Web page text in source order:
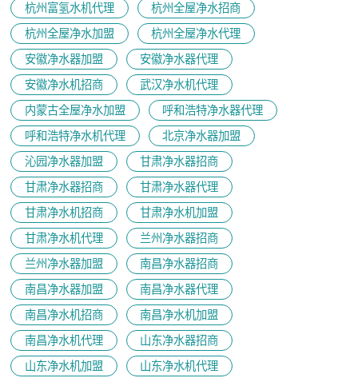
杭州富氢水机代理
杭州全屋净水招商
杭州全屋净水加盟
杭州全屋净水代理
安徽净水器加盟
安徽净水器代理
安徽净水机招商
武汉净水机代理
内蒙古全屋净水加盟
呼和浩特净水器代理
呼和浩特净水机代理
北京净水器加盟
沁园净水器加盟
甘肃净水器招商
甘肃净水器招商
甘肃净水器代理
甘肃净水机招商
甘肃净水机加盟
甘肃净水机代理
兰州净水器招商
兰州净水器加盟
南昌净水器招商
南昌净水器加盟
南昌净水器代理
南昌净水机招商
南昌净水机加盟
南昌净水机代理
山东净水器招商
山东净水机加盟
山东净水机代理